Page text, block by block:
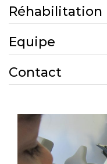
Réhabilitation
Equipe
Contact